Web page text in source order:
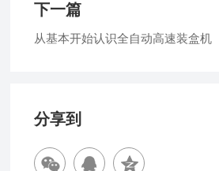
下一篇
从基本开始认识全自动高速装盒机
分享到